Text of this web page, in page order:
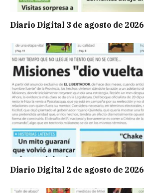
Diario Digital 3 de agosto de 2026
Diario Digital 2 de agosto de 2026